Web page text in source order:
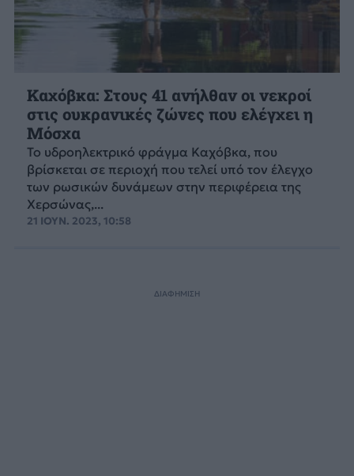
Καχόβκα: Στους 41 ανήλθαν οι νεκροί
στις ουκρανικές ζώνες που ελέγχει η
Μόσχα
Το υδροηλεκτρικό φράγμα Καχόβκα, που
βρίσκεται σε περιοχή που τελεί υπό τον έλεγχο
των ρωσικών δυνάμεων στην περιφέρεια της
Χερσώνας,...
21 ΙΟΥΝ. 2023, 10:58
ΔΙΑΦΗΜΙΣΗ